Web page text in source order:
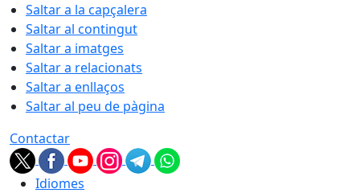
Saltar a la capçalera
Saltar al contingut
Saltar a imatges
Saltar a relacionats
Saltar a enllaços
Saltar al peu de pàgina
Contactar
Idiomes